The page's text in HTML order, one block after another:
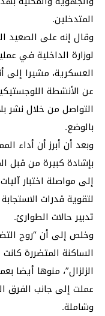
المتدخلين.
وقال إنه على الصعيد
لوزارة الداخلية في
العسكرية، مشيرا إلى
عن الأنشطة
التواصل من خلال نشر
بالوضع.
وبعد أن أبرز أن أداء
بإشادة كبيرة من قبل
إلى مواصلة اختبار
لتقوية قدرات
تدبير حالات الطوارئ.
وخلص إلى أن “روح
الساكنة المتضررة
الزلزال”، منوها أيضا
عملت إلى جانب الفرق
وشاملة.